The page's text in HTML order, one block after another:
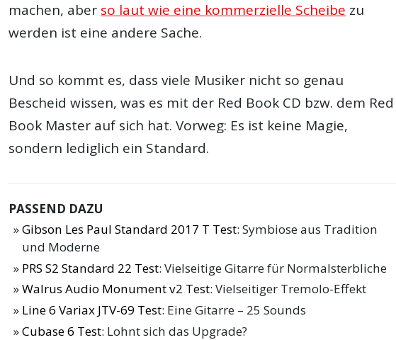
machen, aber so laut wie eine kommerzielle Scheibe zu
werden ist eine andere Sache.
Und so kommt es, dass viele Musiker nicht so genau
Bescheid wissen, was es mit der Red Book CD bzw. dem Red
Book Master auf sich hat. Vorweg: Es ist keine Magie,
sondern lediglich ein Standard.
PASSEND DAZU
Gibson Les Paul Standard 2017 T Test: Symbiose aus Tradition
und Moderne
PRS S2 Standard 22 Test: Vielseitige Gitarre für Normalsterbliche
Walrus Audio Monument v2 Test: Vielseitiger Tremolo-Effekt
Line 6 Variax JTV-69 Test: Eine Gitarre – 25 Sounds
Cubase 6 Test: Lohnt sich das Upgrade?